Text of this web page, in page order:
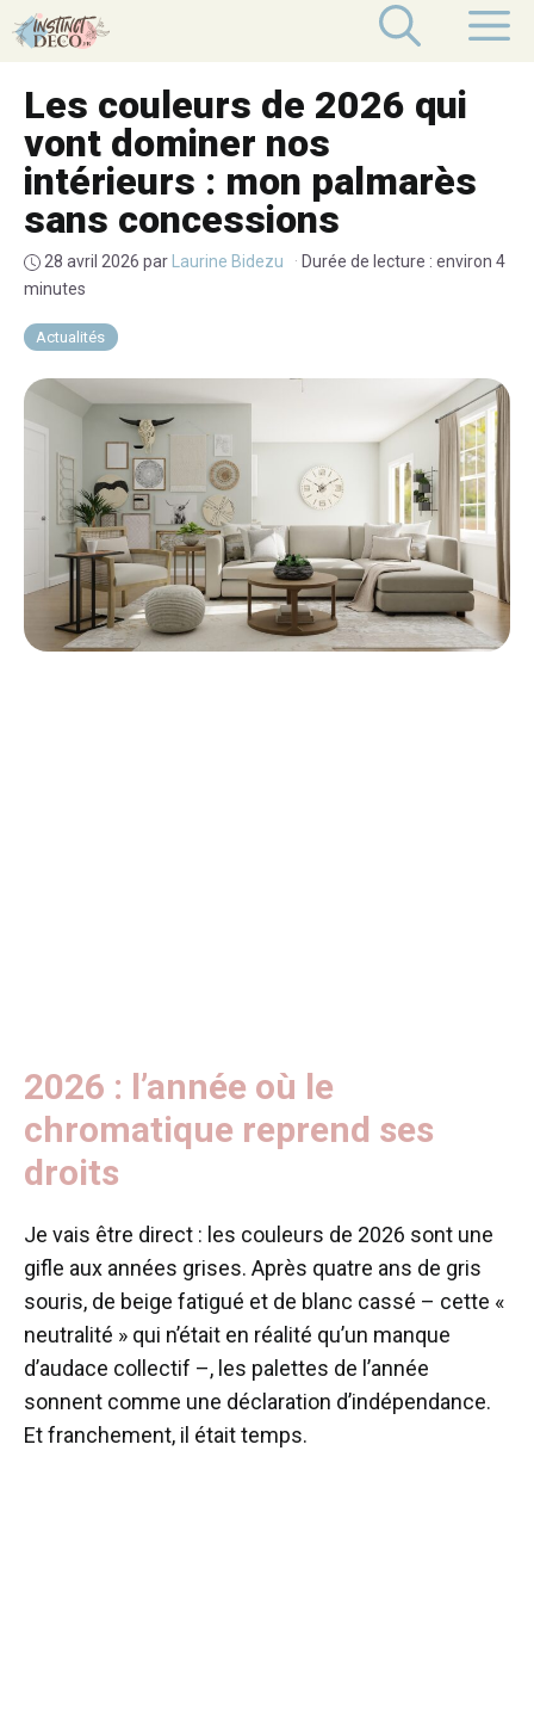
Aller
au
Actualités
Les couleurs de 2026 qui
vont dominer nos
intérieurs : mon palmarès
sans concessions
28 avril 2026 par Laurine Bidezu · Durée de lecture : environ 4
minutes
2026 : l’année où le
chromatique reprend ses
droits
Je vais être direct : les couleurs de 2026 sont une
gifle aux années grises. Après quatre ans de gris
souris, de beige fatigué et de blanc cassé – cette «
neutralité » qui n’était en réalité qu’un manque
d’audace collectif –, les palettes de l’année
sonnent comme une déclaration d’indépendance.
Et franchement, il était temps.